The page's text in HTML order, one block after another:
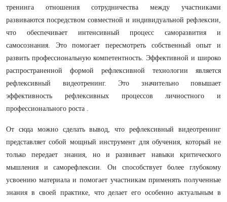
тренинга отношения сотрудничества между участниками
развиваются посредством совместной и индивидуальной рефлексии,
что обеспечивает интенсивный процесс саморазвития и
самосознания. Это помогает пересмотреть собственный опыт и
развить профессиональную компетентность. Эффективной и широко
распространенной формой рефлексивной технологии является
рефлексивный видеотренинг. Это значительно повышает
эффективность рефлексивных процессов личностного и
профессионального роста .
От сюда можно сделать вывод, что рефлексивный видеотренинг
представляет собой мощный инструмент для обучения, который не
только передает знания, но и развивает навыки критического
мышления и саморефлексии. Он способствует более глубокому
усвоению материала и помогает участникам применять полученные
знания в своей практике, что делает его особенно актуальным в